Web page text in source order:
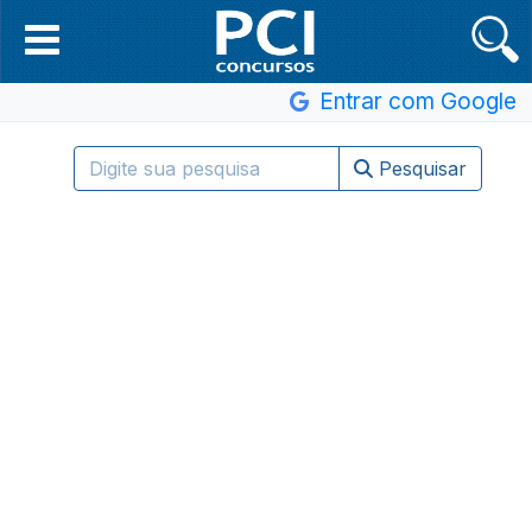
Entrar com Google
Pesquisar